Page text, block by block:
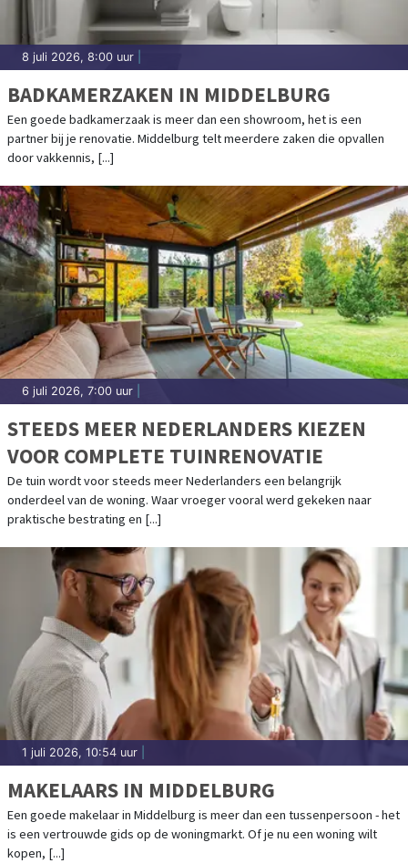
8 juli 2026, 8:00 uur
BADKAMERZAKEN IN MIDDELBURG
Een goede badkamerzaak is meer dan een showroom, het is een
partner bij je renovatie. Middelburg telt meerdere zaken die opvallen
door vakkennis, [...]
6 juli 2026, 7:00 uur
STEEDS MEER NEDERLANDERS KIEZEN
VOOR COMPLETE TUINRENOVATIE
De tuin wordt voor steeds meer Nederlanders een belangrijk
onderdeel van de woning. Waar vroeger vooral werd gekeken naar
praktische bestrating en [...]
1 juli 2026, 10:54 uur
MAKELAARS IN MIDDELBURG
Een goede makelaar in Middelburg is meer dan een tussenpersoon - het
is een vertrouwde gids op de woningmarkt. Of je nu een woning wilt
kopen, [...]